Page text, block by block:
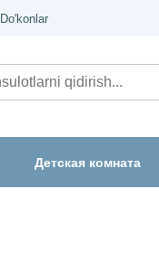
Do'konlar
Детская комната